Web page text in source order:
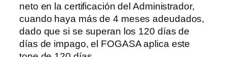
neto en la certificación del Administrador,
cuando haya más de 4 meses adeudados,
dado que si se superan los 120 días de
días de impago, el FOGASA aplica este